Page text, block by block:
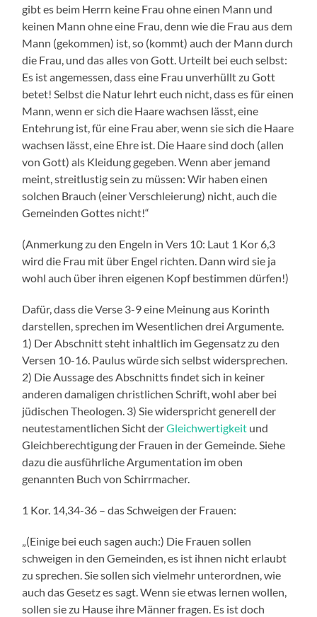
gibt es beim Herrn keine Frau ohne einen Mann und
keinen Mann ohne eine Frau, denn wie die Frau aus dem
Mann (gekommen) ist, so (kommt) auch der Mann durch
die Frau, und das alles von Gott. Urteilt bei euch selbst:
Es ist angemessen, dass eine Frau unverhüllt zu Gott
betet! Selbst die Natur lehrt euch nicht, dass es für einen
Mann, wenn er sich die Haare wachsen lässt, eine
Entehrung ist, für eine Frau aber, wenn sie sich die Haare
wachsen lässt, eine Ehre ist. Die Haare sind doch (allen
von Gott) als Kleidung gegeben. Wenn aber jemand
meint, streitlustig sein zu müssen: Wir haben einen
solchen Brauch (einer Verschleierung) nicht, auch die
Gemeinden Gottes nicht!“
(Anmerkung zu den Engeln in Vers 10: Laut 1 Kor 6,3
wird die Frau mit über Engel richten. Dann wird sie ja
wohl auch über ihren eigenen Kopf bestimmen dürfen!)
Dafür, dass die Verse 3-9 eine Meinung aus Korinth
darstellen, sprechen im Wesentlichen drei Argumente.
1) Der Abschnitt steht inhaltlich im Gegensatz zu den
Versen 10-16. Paulus würde sich selbst widersprechen.
2) Die Aussage des Abschnitts findet sich in keiner
anderen damaligen christlichen Schrift, wohl aber bei
jüdischen Theologen. 3) Sie widerspricht generell der
neutestamentlichen Sicht derGleichwertigkeit und
Gleichberechtigung der Frauen in der Gemeinde. Siehe
dazu die ausführliche Argumentation im oben
genannten Buch von Schirrmacher.
1 Kor. 14,34-36 – das Schweigen der Frauen:
„(Einige bei euch sagen auch:) Die Frauen sollen
schweigen in den Gemeinden, es ist ihnen nicht erlaubt
zu sprechen. Sie sollen sich vielmehr unterordnen, wie
auch das Gesetz es sagt. Wenn sie etwas lernen wollen,
sollen sie zu Hause ihre Männer fragen. Es ist doch